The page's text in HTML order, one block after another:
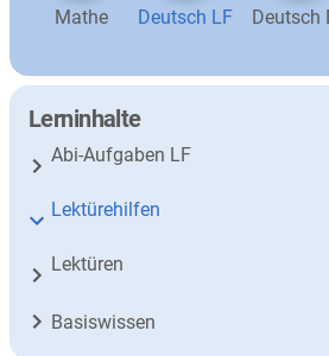
Mathe Deutsch LF Deutsch
Lerninhalte
Abi-Aufgaben LF
Lektürehilfen
Lektüren
Basiswissen